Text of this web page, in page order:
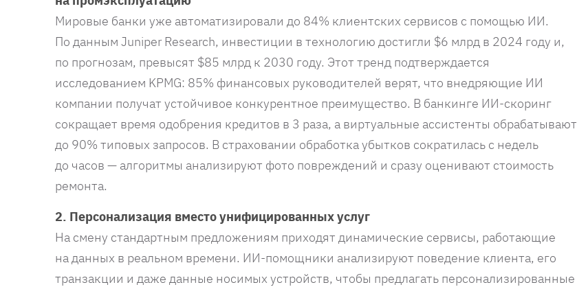
Мировые банки уже автоматизировали до 84% клиентских сервисов с помощью ИИ.
По данным Juniper Research, инвестиции в технологию достигли $6 млрд в 2024 году и,
по прогнозам, превысят $85 млрд к 2030 году. Этот тренд подтверждается
исследованием KPMG: 85% финансовых руководителей верят, что внедряющие ИИ
компании получат устойчивое конкурентное преимущество. В банкинге ИИ-скоринг
сокращает время одобрения кредитов в 3 раза, а виртуальные ассистенты обрабатывают
до 90% типовых запросов. В страховании обработка убытков сократилась с недель
до часов — алгоритмы анализируют фото повреждений и сразу оценивают стоимость
ремонта.
2. Персонализация вместо унифицированных услуг
На смену стандартным предложениям приходят динамические сервисы, работающие
на данных в реальном времени. ИИ-помощники анализируют поведение клиента, его
транзакции и даже данные носимых устройств, чтобы предлагать персонализированные